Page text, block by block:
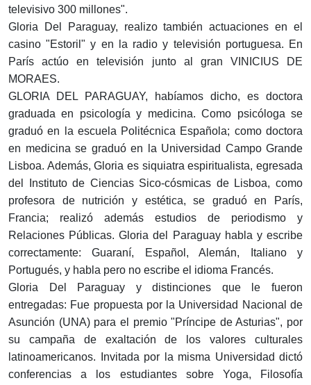
televisivo 300 millones".
Gloria Del Paraguay, realizo también actuaciones en el
casino "Estoril" y en la radio y televisión portuguesa. En
París actúo en televisión junto al gran VINICIUS DE
MORAES.
GLORIA DEL PARAGUAY, habíamos dicho, es doctora
graduada en psicología y medicina. Como psicóloga se
graduó en la escuela Politécnica Española; como doctora
en medicina se graduó en la Universidad Campo Grande
Lisboa. Además, Gloria es siquiatra espiritualista, egresada
del Instituto de Ciencias Sico-cósmicas de Lisboa, como
profesora de nutrición y estética, se graduó en París,
Francia; realizó además estudios de periodismo y
Relaciones Públicas. Gloria del Paraguay habla y escribe
correctamente: Guaraní, Español, Alemán, Italiano y
Portugués, y habla pero no escribe el idioma Francés.
Gloria Del Paraguay y distinciones que le fueron
entregadas: Fue propuesta por la Universidad Nacional de
Asunción (UNA) para el premio "Príncipe de Asturias", por
su campaña de exaltación de los valores culturales
latinoamericanos. Invitada por la misma Universidad dictó
conferencias a los estudiantes sobre Yoga, Filosofía